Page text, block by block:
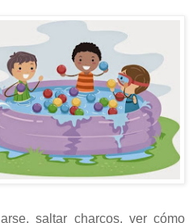
saltar charcos, ver cómo